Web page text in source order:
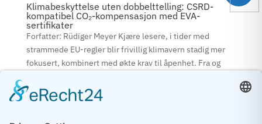
Klimabeskyttelse uten dobbelttelling: CSRD-
kompatibel CO₂-kompensasjon med EVA-
sertifikater
Forfatter: Rüdiger Meyer Kjære lesere, i tider med
strammede EU-regler blir frivillig klimavern stadig mer
fokusert, kombinert med økte krav til åpenhet. Fra og
CSRD (Corporate...